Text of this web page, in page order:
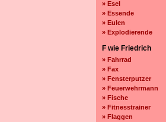
» Esel
» Essende
» Eulen
» Explodierende
F wie Friedrich
» Fahrrad
» Fax
» Fensterputzer
» Feuerwehrmann
» Fische
» Fitnesstrainer
» Flaggen